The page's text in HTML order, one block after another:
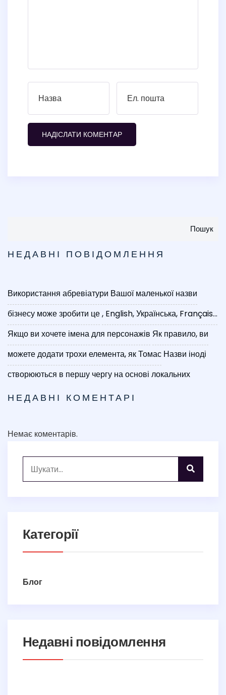
Пошук
НЕДАВНІ ПОВІДОМЛЕННЯ
Використання абревіатури Вашої маленької назви
бізнесу може зробити це, English, Українська, Français...
Якщо ви хочете імена для персонажів Як правило, ви
можете додати трохи елемента, як Томас Назви іноді
створюються в першу чергу на основі локальних
НЕДАВНІ КОМЕНТАРІ
Немає коментарів.
Категорії
Блог
Недавні повідомлення